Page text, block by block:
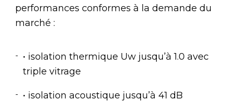
performances conformes à la demande du
marché :
• isolation thermique Uw jusqu’à 1.0 avec
triple vitrage
• isolation acoustique jusqu’à 41 dB